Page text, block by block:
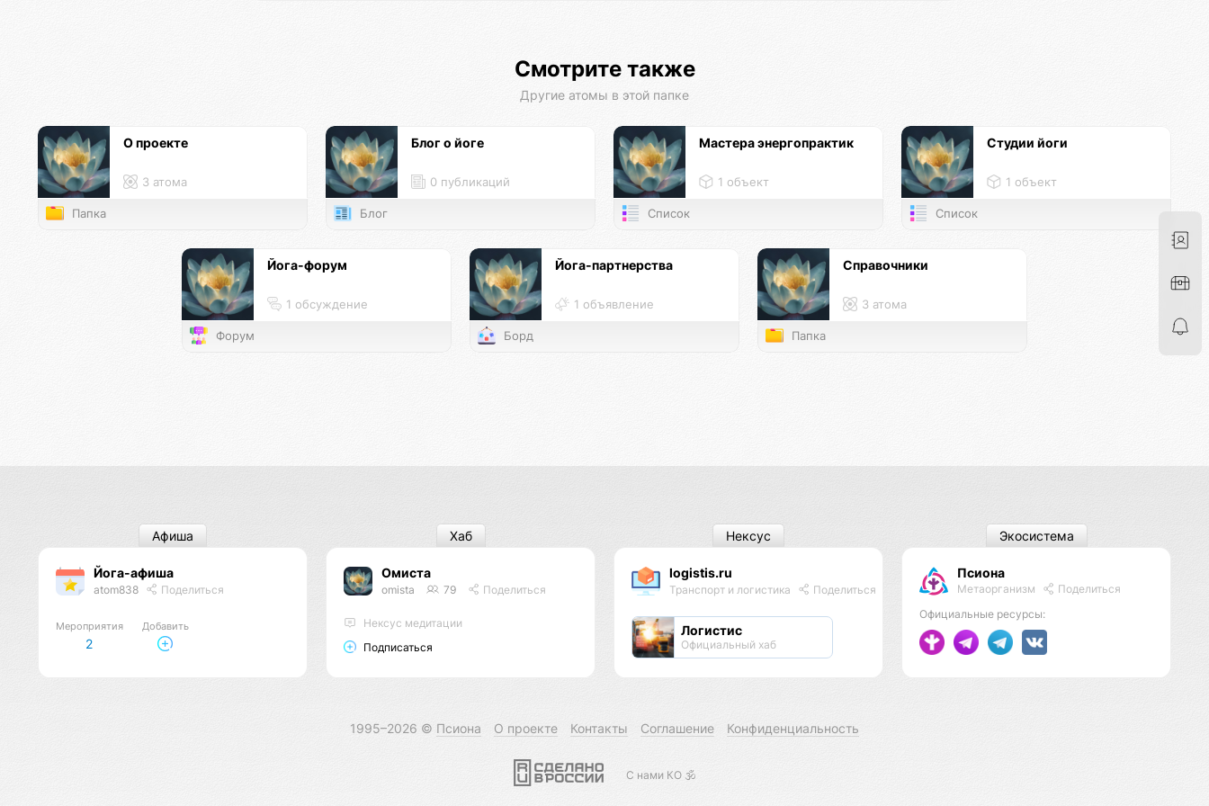
Смотрите также
Другие атомы в этой папке
О проекте
3 атома
Папка
Блог о йоге
0 публикаций
Блог
Мастера энергопрактик
1 объект
Список
Студии йоги
1 объект
Список
Йога-форум
1 обсуждение
Форум
Йога-партнерства
1 объявление
Борд
Справочники
3 атома
Папка
Йога-афиша
atom838 Поделиться
Мероприятия
2
Добавить
Афиша
Омиста
omista 79 Поделиться
Нексус медитации
Подписаться
Хаб
logistis.ru
Транспорт и логистика Поделиться
Логистис
Официальный хаб
Нексус
Псиона
Метаорганизм
Поделиться
Официальные ресурсы:
Экосистема
1995–2026 © Псиона О проекте Контакты Соглашение Конфиденциальность
С нами КО 🕉️